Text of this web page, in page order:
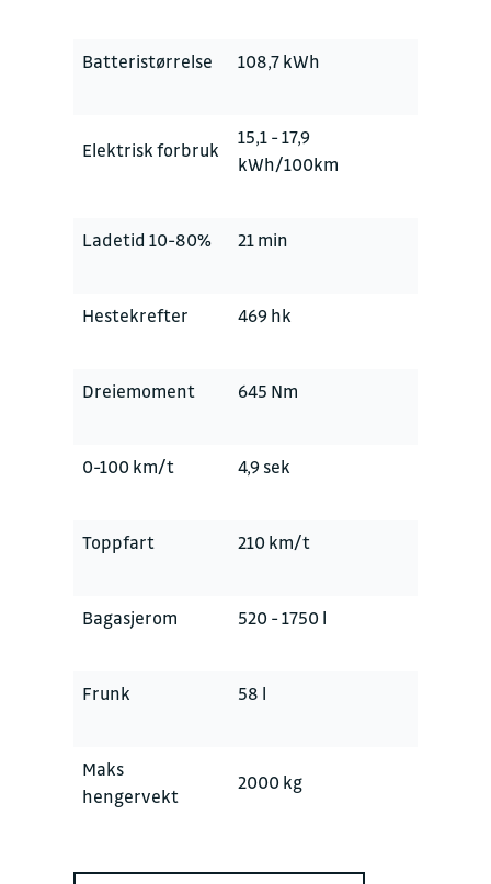
Batteristørrelse 108,7 kWh
Elektrisk forbruk
15,1 - 17,9
kWh/100km
Ladetid 10-80% 21 min
Hestekrefter 469 hk
Dreiemoment 645 Nm
0-100 km/t 4,9 sek
Toppfart 210 km/t
Bagasjerom 520 - 1750 l
Frunk 58 l
Maks
hengervekt
2000 kg